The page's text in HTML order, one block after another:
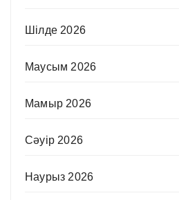
Шілде 2026
Маусым 2026
Мамыр 2026
Сәуір 2026
Наурыз 2026